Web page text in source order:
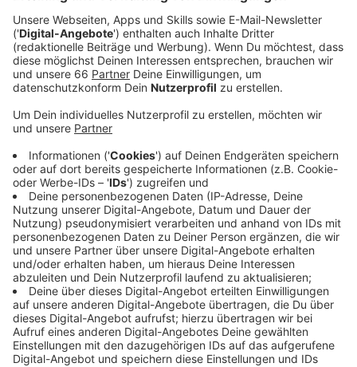
Anzeige
Zwei Verkehrsunfälle mit Straßenbahnen:
Unfallursache und Verletzte
Anzeige
In beiden Fällen kam es rund um die Unfallstellen zu
längeren Staus. Beide Male waren Autos in die Unfälle
involviert. Am frühen Morgen in Heerdt durch einen
"Fehler beim Wenden", wie es nach ersten
Erkenntnissen der Ermittler heißt. Etwas später sei auf
der Grafenberger Allee ein PKW "verkehrswidrig links
abgebogen", so die Ermittler. Bei diesem Unfall hat es
demnach zwei leicht verletzte Personen gegeben. Die
Polizeiermittelt jetzt die weiteren Hintergründe der
Unfälle